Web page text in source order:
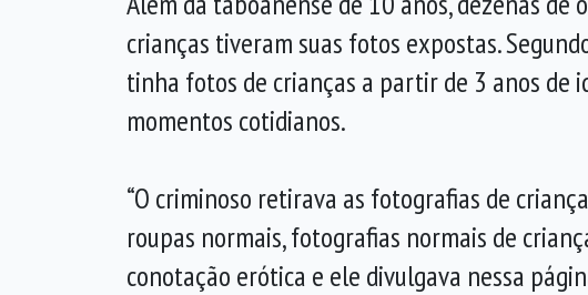
crianças tiveram suas fotos expostas.
tinha fotos de crianças a partir de 3 anos de
momentos cotidianos.
“O criminoso retirava as fotografias de
roupas normais, fotografias normais de
conotação erótica e ele divulgava nessa